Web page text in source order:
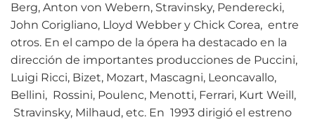
Berg, Anton von Webern, Stravinsky, Penderecki,
John Corigliano, Lloyd Webber y Chick Corea, entre
otros. En el campo de la ópera ha destacado en la
dirección de importantes producciones de Puccini,
Luigi Ricci, Bizet, Mozart, Mascagni, Leoncavallo,
Bellini, Rossini, Poulenc, Menotti, Ferrari, Kurt Weill,
Stravinsky, Milhaud, etc. En 1993 dirigió el estreno